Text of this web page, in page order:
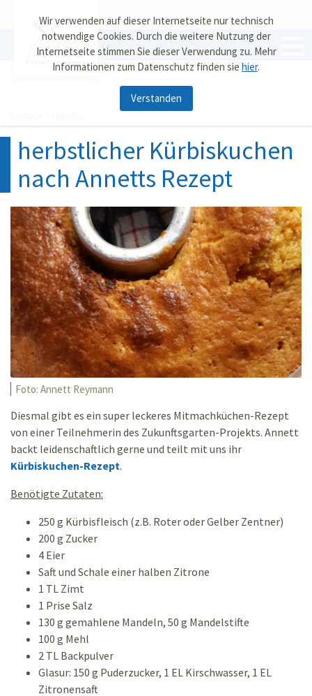
Wir verwenden auf dieser Internetseite nur technisch
notwendige Cookies. Durch die weitere Nutzung der
Internetseite stimmen Sie dieser Verwendung zu. Mehr
Informationen zum Datenschutz finden sie hier.
Verstanden
Zukunftsgarten
herbstlicher Kürbiskuchen
nach Annetts Rezept
Foto: Annett Reymann
Diesmal gibt es ein super leckeres Mitmachküchen-Rezept
von einer Teilnehmerin des Zukunftsgarten-Projekts. Annett
backt leidenschaftlich gerne und teilt mit uns ihr
Kürbiskuchen-Rezept.
Benötigte Zutaten:
250 g Kürbisfleisch (z.B. Roter oder Gelber Zentner)
200 g Zucker
4 Eier
Saft und Schale einer halben Zitrone
1 TL Zimt
1 Prise Salz
130 g gemahlene Mandeln, 50 g Mandelstifte
100 g Mehl
2 TL Backpulver
Glasur: 150 g Puderzucker, 1 EL Kirschwasser, 1 EL
Zitronensaft